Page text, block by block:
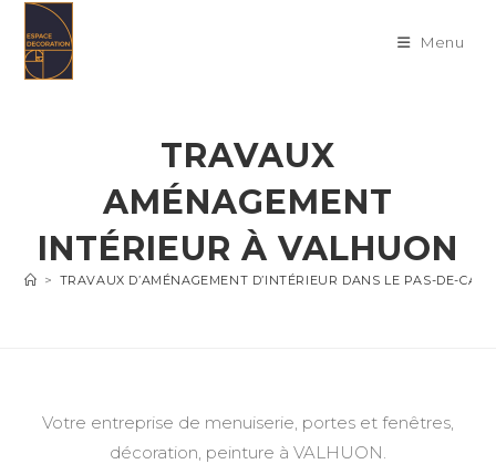
content
Menu
TRAVAUX
AMÉNAGEMENT
INTÉRIEUR À VALHUON
> TRAVAUX D’AMÉNAGEMENT D’INTÉRIEUR DANS LE PAS-DE-
Votre entreprise de menuiserie, portes et fenêtres,
décoration, peinture à VALHUON.